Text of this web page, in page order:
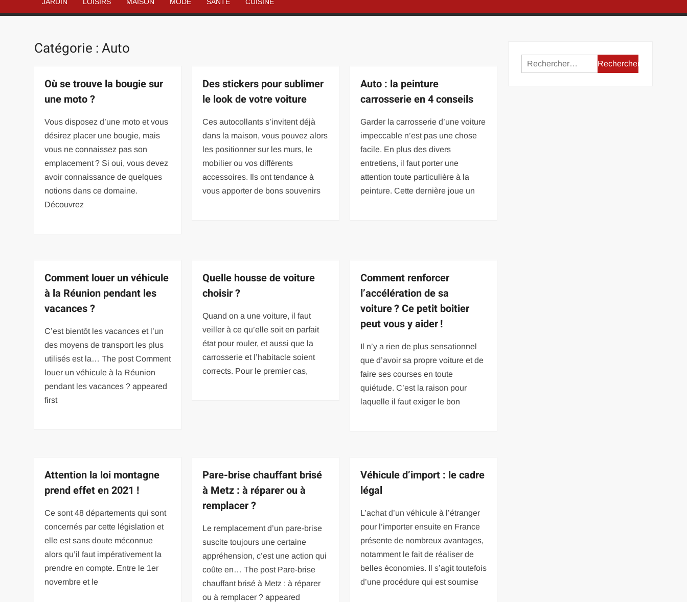
Catégorie :Auto
Où se trouve la bougie sur
une moto ?
Vous disposez d’une moto et vous
désirez placer une bougie, mais
vous ne connaissez pas son
emplacement ? Si oui, vous devez
avoir connaissance de quelques
notions dans ce domaine.
Découvrez
Des stickers pour sublimer
le look de votre voiture
Ces autocollants s’invitent déjà
dans la maison, vous pouvez alors
les positionner sur les murs, le
mobilier ou vos différents
accessoires. Ils ont tendance à
vous apporter de bons souvenirs
Auto : la peinture
carrosserie en 4 conseils
Garder la carrosserie d’une voiture
impeccable n’est pas une chose
facile. En plus des divers
entretiens, il faut porter une
attention toute particulière à la
peinture. Cette dernière joue un
Comment louer un véhicule
à la Réunion pendant les
vacances ?
C’est bientôt les vacances et l’un
des moyens de transport les plus
utilisés est la… The post Comment
louer un véhicule à la Réunion
pendant les vacances ? appeared
first
Quelle housse de voiture
choisir ?
Quand on a une voiture, il faut
veiller à ce qu’elle soit en parfait
état pour rouler, et aussi que la
carrosserie et l’habitacle soient
corrects. Pour le premier cas,
Comment renforcer
l’accélération de sa
voiture ? Ce petit boitier
peut vous y aider !
Il n’y a rien de plus sensationnel
que d’avoir sa propre voiture et de
faire ses courses en toute
quiétude. C’est la raison pour
laquelle il faut exiger le bon
Attention la loi montagne
prend effet en 2021 !
Ce sont 48 départements qui sont
concernés par cette législation et
elle est sans doute méconnue
alors qu’il faut impérativement la
prendre en compte. Entre le 1er
novembre et le
Pare-brise chauffant brisé
à Metz : à réparer ou à
remplacer ?
Le remplacement d’un pare-brise
suscite toujours une certaine
appréhension, c’est une action qui
coûte en… The post Pare-brise
chauffant brisé à Metz : à réparer
ou à remplacer ? appeared
Véhicule d’import : le cadre
légal
L’achat d’un véhicule à l’étranger
pour l’importer ensuite en France
présente de nombreux avantages,
notamment le fait de réaliser de
belles économies. Il s’agit toutefois
d’une procédure qui est soumise
Rechercher :